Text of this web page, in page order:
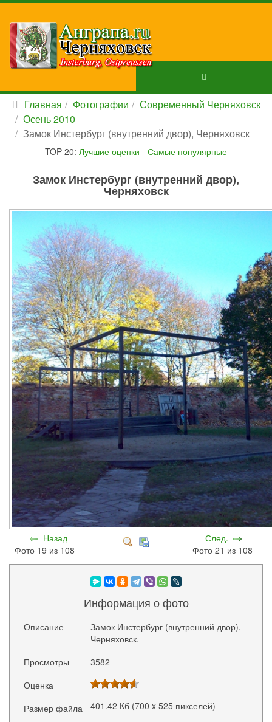
Главная Фотографии
Современный Черняховск
Осень 2010
Замок Инстербург (внутренний двор), Черняховск
TOP 20: Лучшие оценки - Самые популярные
Замок Инстербург (внутренний двор),
Черняховск
Назад
Фото 19 из 108
След.
Фото 21 из 108
Информация о фото
Описание
Замок Инстербург (внутренний двор),
Черняховск.
Просмотры
3582
Оценка
Размер файла
401.42 Кб (700 x 525 пикселей)